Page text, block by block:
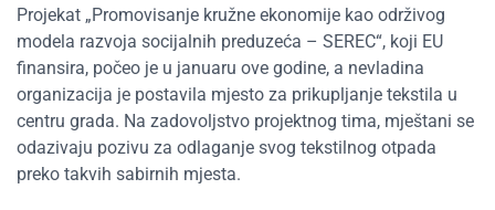
Projekat „Promovisanje kružne ekonomije kao održivog
modela razvoja socijalnih preduzeća – SEREC“, koji EU
finansira, počeo je u januaru ove godine, a nevladina
organizacija je postavila mjesto za prikupljanje tekstila u
centru grada. Na zadovoljstvo projektnog tima, mještani se
odazivaju pozivu za odlaganje svog tekstilnog otpada
preko takvih sabirnih mjesta.